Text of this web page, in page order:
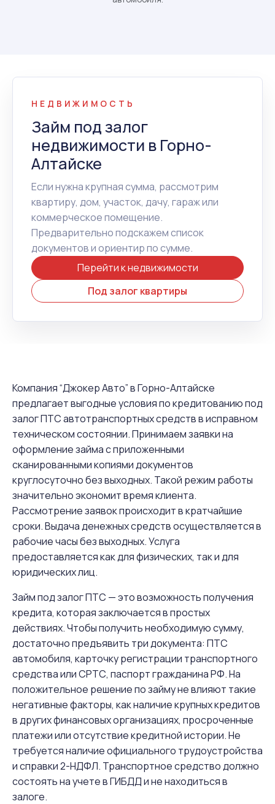
НЕДВИЖИМОСТЬ
Займ под залог
недвижимости в Горно-
Алтайске
Если нужна крупная сумма, рассмотрим
квартиру, дом, участок, дачу, гараж или
коммерческое помещение.
Предварительно подскажем список
документов и ориентир по сумме.
Перейти к недвижимости
Под залог квартиры
Компания “Джокер Авто” в Горно-Алтайске
предлагает выгодные условия по кредитованию под
залог ПТС автотранспортных средств в исправном
техническом состоянии. Принимаем заявки на
оформление займа с приложенными
сканированными копиями документов
круглосуточно без выходных. Такой режим работы
значительно экономит время клиента.
Рассмотрение заявок происходит в кратчайшие
сроки. Выдача денежных средств осуществляется в
рабочие часы без выходных. Услуга
предоставляется как для физических, так и для
юридических лиц.
Займ под залог ПТС — это возможность получения
кредита, которая заключается в простых
действиях. Чтобы получить необходимую сумму,
достаточно предъявить три документа: ПТС
автомобиля, карточку регистрации транспортного
средства или СРТС, паспорт гражданина РФ. На
положительное решение по займу не влияют такие
негативные факторы, как наличие крупных кредитов
в других финансовых организациях, просроченные
платежи или отсутствие кредитной истории. Не
требуется наличие официального трудоустройства
и справки 2-НДФЛ. Транспортное средство должно
состоять на учете в ГИБДД и не находиться в
залоге.